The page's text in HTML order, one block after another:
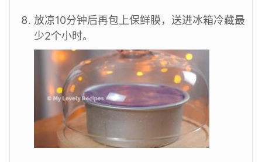
放凉10分钟后再包上保鲜膜，送进冰箱冷藏最
少2个小时。